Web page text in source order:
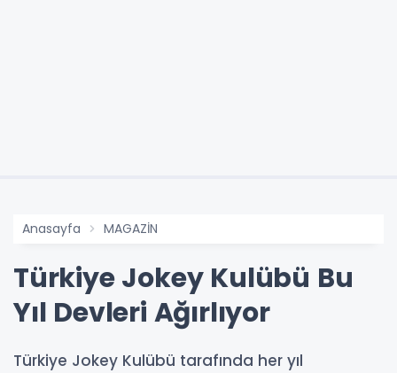
Anasayfa MAGAZİN
Türkiye Jokey Kulübü Bu
Yıl Devleri Ağırlıyor
Türkiye Jokey Kulübü tarafında her yıl